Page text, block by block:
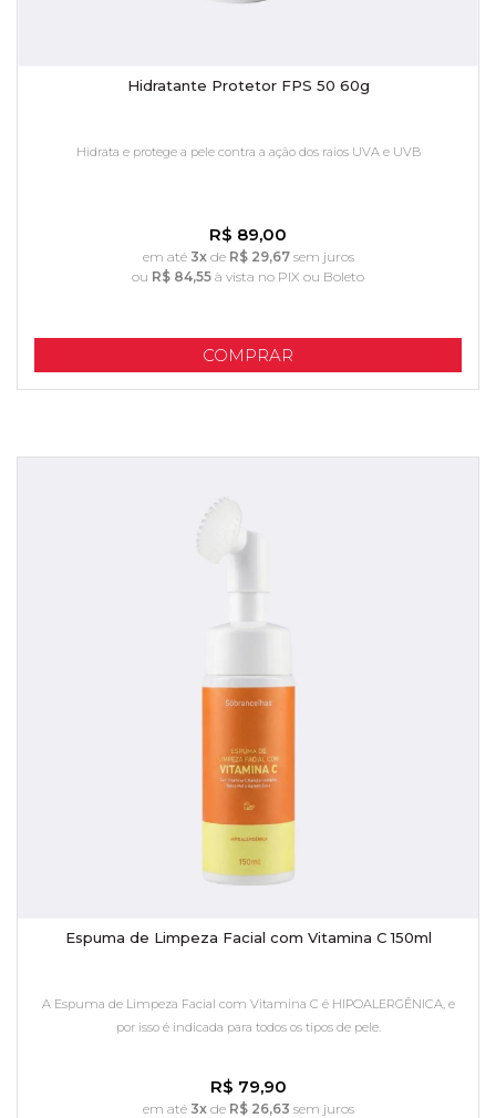
Hidratante Protetor FPS 50 60g
Hidrata e protege a pele contra a ação dos raios UVA e UVB
R$ 89,00
em até 3xde R$ 29,67sem juros
ou R$ 84,55 à vista no PIX ou Boleto
COMPRAR
Espuma de Limpeza Facial com Vitamina C 150ml
A Espuma de Limpeza Facial com Vitamina C é HIPOALERGÊNICA, e
por isso é indicada para todos os tipos de pele.
R$ 79,90
em até 3xde R$ 26,63 sem juros